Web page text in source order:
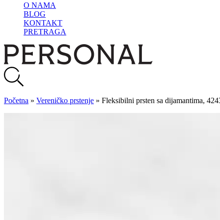
O NAMA
BLOG
KONTAKT
PRETRAGA
Početna » Vereničko prstenje » Fleksibilni prsten sa dijamantima,